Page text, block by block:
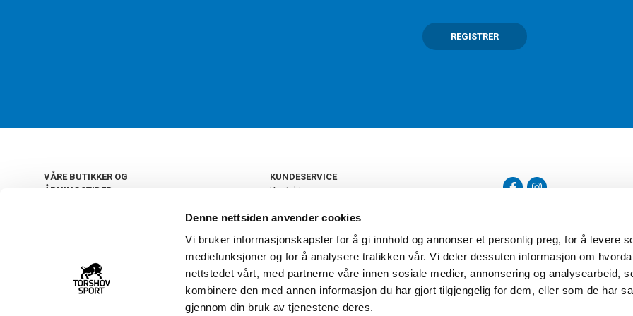
Denne nettsiden anvender cookies
Vi bruker informasjonskapsler for å gi innhold og annonser et personlig preg, for å levere
mediefunksjoner og for å analysere trafikken vår. Vi deler dessuten informasjon om
nettstedet vårt, med partnerne våre innen sosiale medier, annonsering og analysearbeid,
kombinere den med annen informasjon du har gjort tilgjengelig for dem, eller som de har
gjennom din bruk av tjenestene deres.
REGISTRER
VÅRE BUTIKKER OG
ÅPNINGSTIDER
22 09 20 20
KUNDESERVICE
Kontakt oss
Retur og bytte
Personvern
Frakt og levering
Ledige stillinger
FAQ - Ofte stilte spørsmål
Åpenhetsloven
Torshov Sport har over 90 års
klubbhandel. Torshov Sport har
Drammen, Sandvika Storsenter